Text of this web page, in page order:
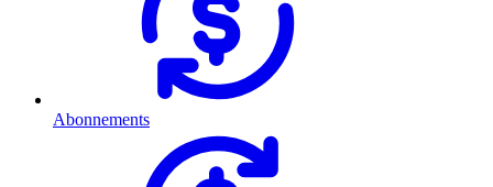
Abonnements